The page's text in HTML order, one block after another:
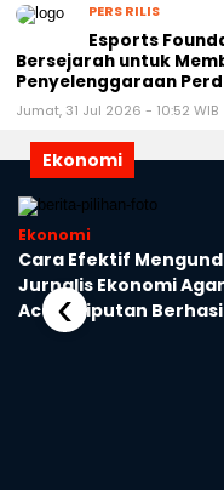
PERS RILIS
Esports
Bersejarah untuk
Penyelenggaraan
Jumat, 31 Jul 2026 - 10:52 WIB
Ekonomi
Ekonomi
Cara Efektif
Jurnalis Ekonomi Agar
Acara Liputan
‹